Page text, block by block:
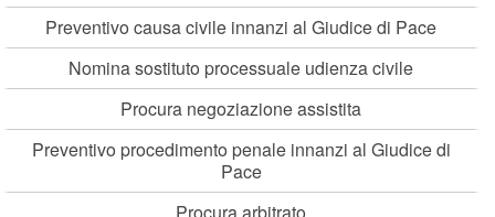
Preventivo causa civile innanzi al Giudice di Pace
Nomina sostituto processuale udienza civile
Procura negoziazione assistita
Preventivo procedimento penale innanzi al Giudice di
Pace
Procura arbitrato